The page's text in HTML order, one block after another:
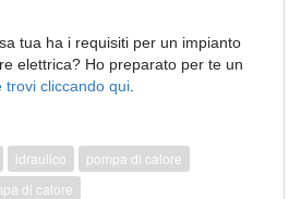
tua ha i requisiti per un impianto
elettrica? Ho preparato per te un
trovi cliccando qui
idraulico
pompa di calore
di calore